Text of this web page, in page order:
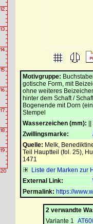
Motivgruppe:
gotische Form, mit
ohne weiteres
hinter dem Schaft /
Bogenende mit Dorn
Stempel
Wasserzeichen (mm):
Zwillingsmarke:
Quelle: Melk,
Teil Hauptteil (fol. 25),
1471
Liste der Marken zur
External Link:
Permalink: https://
2 verwandte
Variante 1